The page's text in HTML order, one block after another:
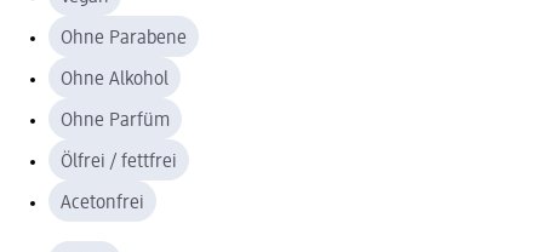
Ohne Parabene
Ohne Alkohol
Ohne Parfüm
Ölfrei / fettfrei
Acetonfrei